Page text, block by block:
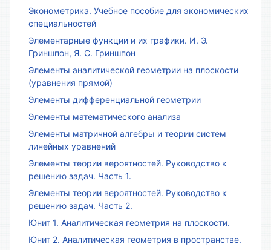
Эконометрика. Учебное пособие для экономических
специальностей
Элементарные функции и их графики. И. Э.
Гриншпон, Я. С. Гриншпон
Элементы аналитической геометрии на плоскости
(уравнения прямой)
Элементы дифференциальной геометрии
Элементы математического анализа
Элементы матричной алгебры и теории систем
линейных уравнений
Элементы теории вероятностей. Руководство к
решению задач. Часть 1.
Элементы теории вероятностей. Руководство к
решению задач. Часть 2.
Юнит 1. Аналитическая геометрия на плоскости.
Юнит 2. Аналитическая геометрия в пространстве.